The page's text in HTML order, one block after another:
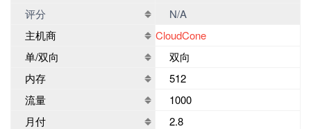
评分
N/A
主机商
CloudCone
单/双向
双向
内存
512
流量
1000
月付
2.8